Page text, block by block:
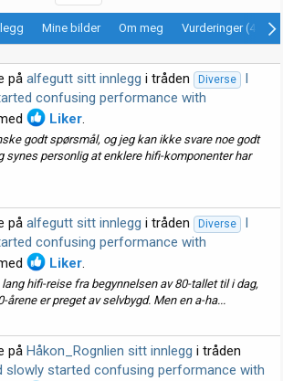
Mine bilder Om meg Vurderinger (49)
på alfegutt sitt innlegg i tråden Diverse
I
confusing performance with
Liker.
godt spørsmål, og jeg kan ikke svare noe godt
synes personlig at enklere hifi-komponenter har
på alfegutt sitt innlegg i tråden Diverse
I
confusing performance with
Liker.
hifi-reise fra begynnelsen av 80-tallet til i dag,
årene er preget av selvbygd. Men en a-ha...
på Håkon_Rognlien sitt innlegg i tråden
slowly started confusing performance with